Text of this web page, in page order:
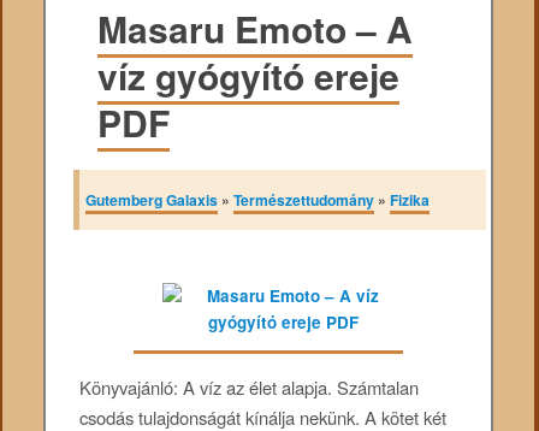
Masaru Emoto – A
víz gyógyító ereje
PDF
Gutemberg Galaxis »Természettudomány »Fizika
Könyvajánló: A víz az élet alapja. Számtalan
csodás tulajdonságát kínálja nekünk. A kötet két